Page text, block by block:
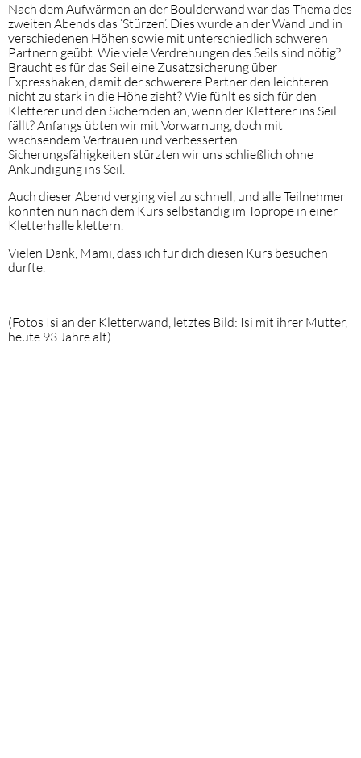
Nach dem Aufwärmen an der Boulderwand war das Thema des
zweiten Abends das ‘Stürzen’. Dies wurde an der Wand und in
verschiedenen Höhen sowie mit unterschiedlich schweren
Partnern geübt. Wie viele Verdrehungen des Seils sind nötig?
Braucht es für das Seil eine Zusatzsicherung über
Expresshaken, damit der schwerere Partner den leichteren
nicht zu stark in die Höhe zieht? Wie fühlt es sich für den
Kletterer und den Sichernden an, wenn der Kletterer ins Seil
fällt? Anfangs übten wir mit Vorwarnung, doch mit
wachsendem Vertrauen und verbesserten
Sicherungsfähigkeiten stürzten wir uns schließlich ohne
Ankündigung ins Seil.
Auch dieser Abend verging viel zu schnell, und alle Teilnehmer
konnten nun nach dem Kurs selbständig im Toprope in einer
Kletterhalle klettern.
Vielen Dank, Mami, dass ich für dich diesen Kurs besuchen
durfte.
(Fotos Isi an der Kletterwand, letztes Bild: Isi mit ihrer Mutter,
heute 93 Jahre alt)